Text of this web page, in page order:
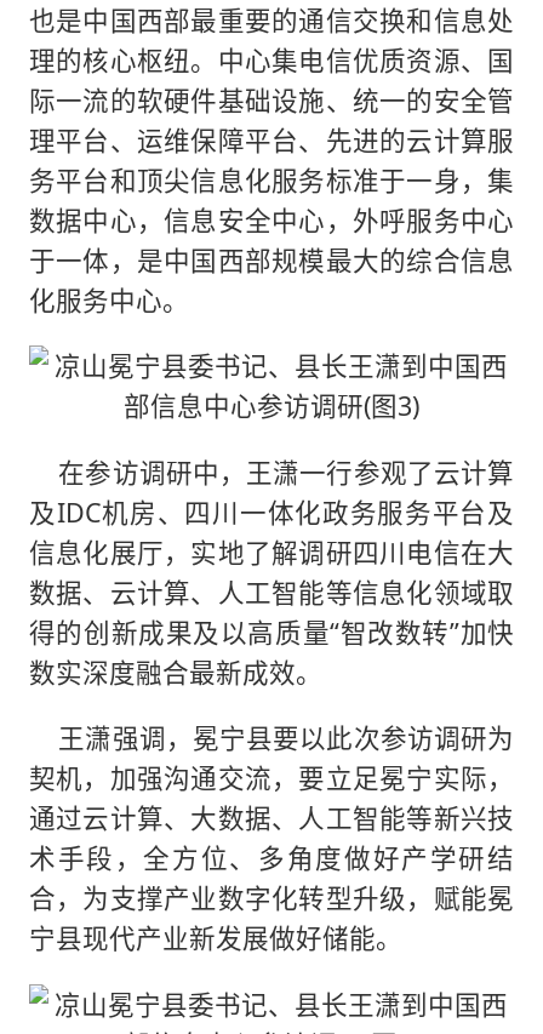
也是中国西部最重要的通信交换和信息处
理的核心枢纽。中心集电信优质资源、国
际一流的软硬件基础设施、统一的安全管
理平台、运维保障平台、先进的云计算服
务平台和顶尖信息化服务标准于一身，集
数据中心，信息安全中心，外呼服务中心
于一体，是中国西部规模最大的综合信息
化服务中心。
在参访调研中，王潇一行参观了云计算
及IDC机房、四川一体化政务服务平台及
信息化展厅，实地了解调研四川电信在大
数据、云计算、人工智能等信息化领域取
得的创新成果及以高质量“智改数转”加快
数实深度融合最新成效。
王潇强调，冕宁县要以此次参访调研为
契机，加强沟通交流，要立足冕宁实际，
通过云计算、大数据、人工智能等新兴技
术手段，全方位、多角度做好产学研结
合，为支撑产业数字化转型升级，赋能冕
宁县现代产业新发展做好储能。